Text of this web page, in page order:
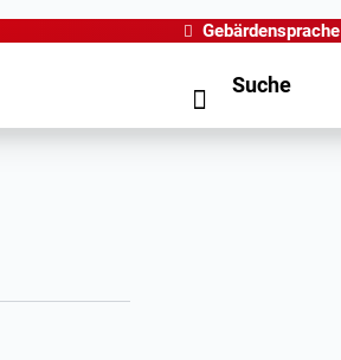
Gebärdensprache
Suche